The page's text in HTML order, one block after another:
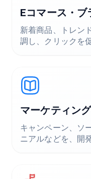
Eコマース・ブ
新着商品、トレン
調し、クリックを
マーケティン
キャンペーン、ソ
ニアルなどを、開